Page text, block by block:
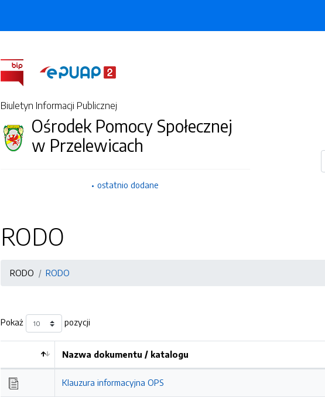
Biuletyn Informacji Publicznej
Ośrodek Pomocy Społecznej
w Przelewicach
ostatnio dodane
RODO
RODO RODO
Pokaż pozycji
Kolejność
Nazwa dokumentu / katalogu
Klauzura informacyjna OPS